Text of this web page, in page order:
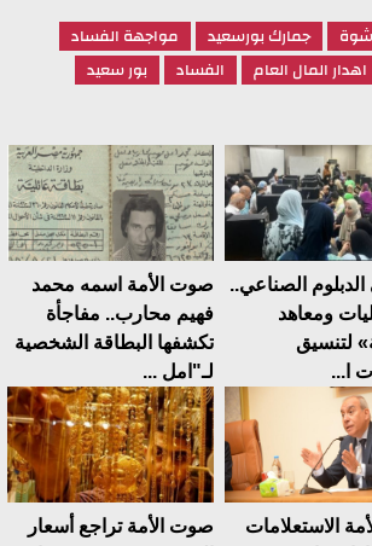
جمارك بورسعيد
مواجهة الفساد
اهدار المال العام الفساد بور سعيد
الصناعي..
ومعاهد
لتنسيق
ا...
صوت الأمة اسمه محمد
فهيم محارب.. مفاجأة
تكشفها البطاقة الشخصية
لـ"امل ...
الاستعلامات
صوت الأمة تراجع أسعار